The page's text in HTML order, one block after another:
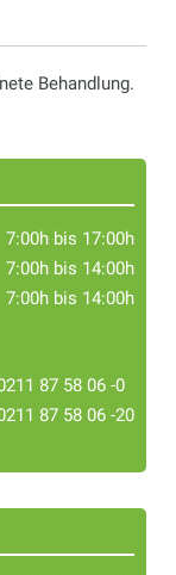
Behandlung.
7:00h bis 17:00h
7:00h bis 14:00h
7:00h bis 14:00h
87 58 06 -0
87 58 06 -20